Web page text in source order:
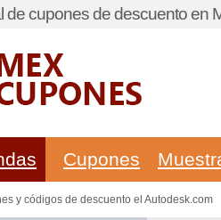
de cupones de descuento en
Cupones
y códigos de descuento el Autodesk.com